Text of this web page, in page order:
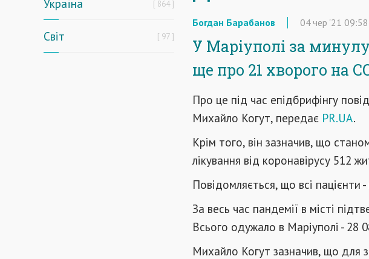
Україна 864
Світ 97
Богдан Барабанов 04чер '21 09:58
У Маріуполі за
ще про 21 хворого на
Про це під час епідбрифінгу
Михайло Когут, передає PR.UA.
Крім того, він зазначив, що
лікування від коронавірусу 512
Повідомляється, що всі пацієнти
За весь час пандемії в місті
Всього одужало в Маріуполі - 28
Михайло Когут зазначив, що для